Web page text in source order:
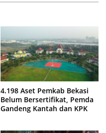
4.198 Aset Pemkab Bekasi
Belum Bersertifikat, Pemda
Gandeng Kantah dan KPK